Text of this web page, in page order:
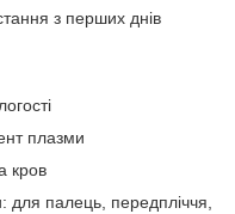
з перших днів
плазми
кров
для палець, передпліччя,